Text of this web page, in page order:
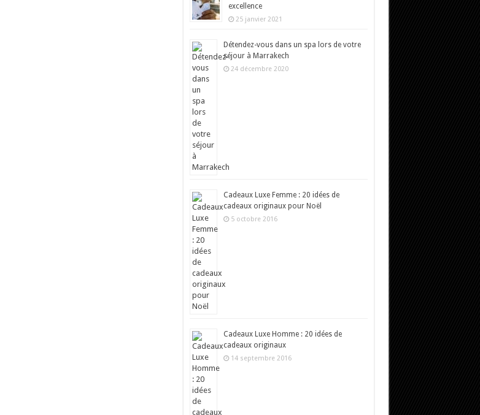
excellence
25 janvier 2021
Détendez-vous dans un spa lors de votre
séjour à Marrakech
24 décembre 2020
Cadeaux Luxe Femme : 20 idées de
cadeaux originaux pour Noël
5 octobre 2016
Cadeaux Luxe Homme : 20 idées de
cadeaux originaux
14 septembre 2016